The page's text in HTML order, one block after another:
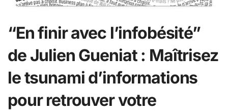
“En finir avec l’infobésité”
de Julien Gueniat : Maîtrisez
le tsunami d’informations
pour retrouver votre